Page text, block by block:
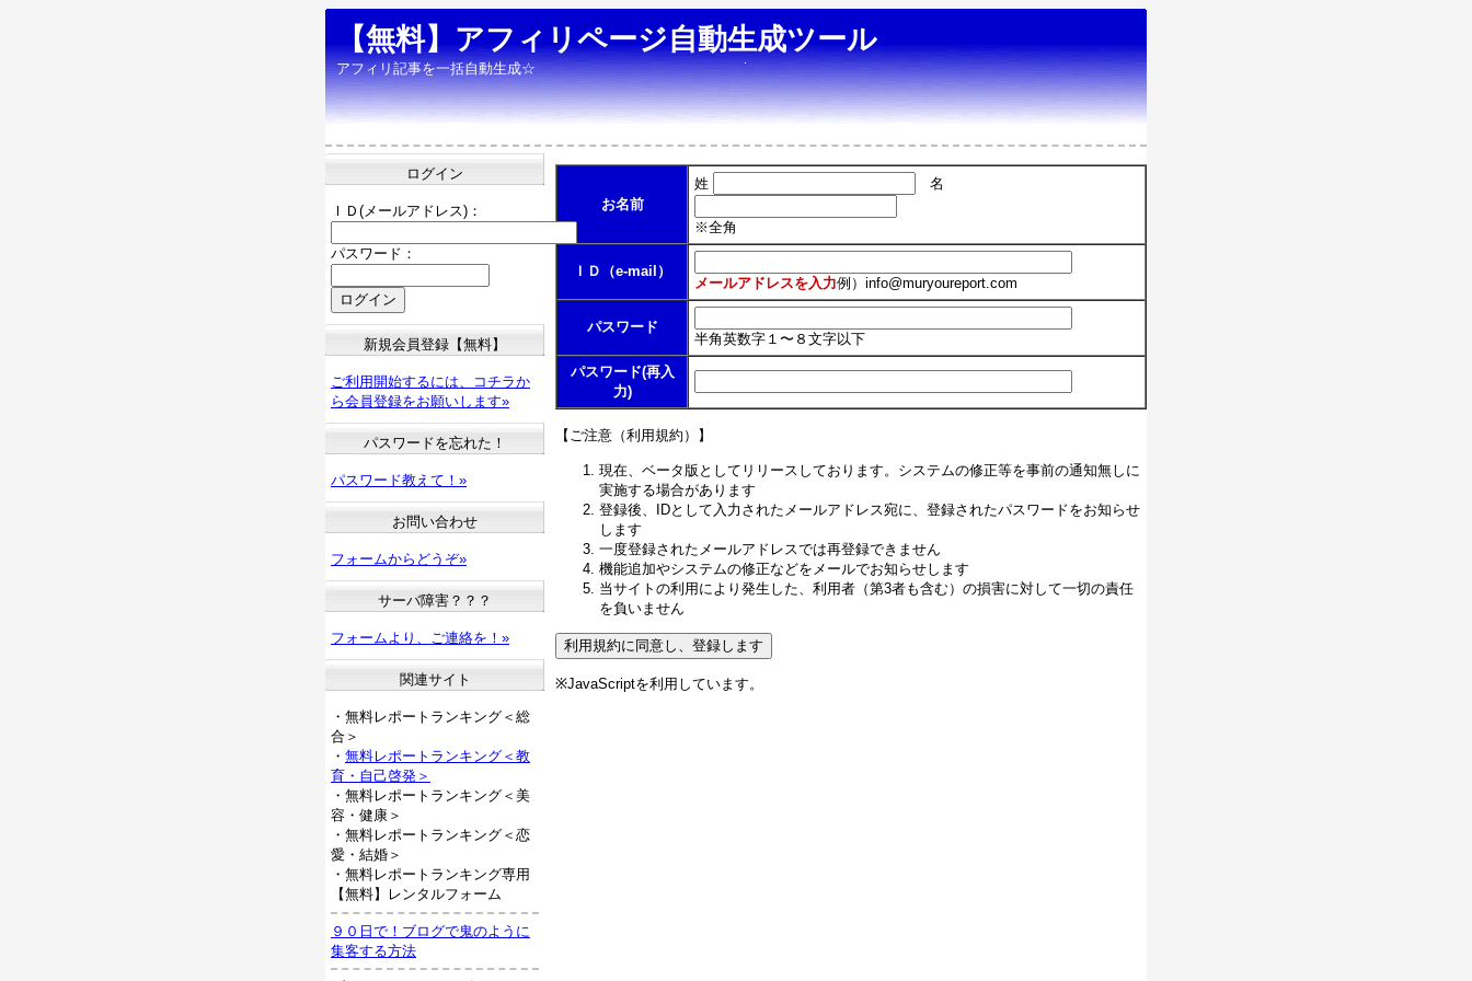
【無料】アフィリページ自動生成ツール
アフィリ記事を一括自動生成☆
お名前
姓 名
※全角
ＩＤ（e-mail）
メールアドレスを入力例） info@muryoureport.com
パスワード
半角英数字１〜８文字以下
パスワード(再入
力)
【ご注意（利用規約）】
現在、ベータ版としてリリースしております。システムの修正等を事前の通知無しに
実施する場合があります
登録後、IDとして入力されたメールアドレス宛に、登録されたパスワードをお知らせ
します
一度登録されたメールアドレスでは再登録できません
機能追加やシステムの修正などをメールでお知らせします
当サイトの利用により発生した、利用者（第3者も含む）の損害に対して一切の責任
を負いません
※JavaScriptを利用しています。
ログイン
ＩＤ(メールアドレス)：
パスワード：
新規会員登録【無料】
ご利用開始するには、コチラか
ら会員登録をお願いします»
パスワードを忘れた！
パスワード教えて！»
お問い合わせ
フォームからどうぞ»
サーバ障害？？？
フォームより、ご連絡を！»
関連サイト
・無料レポートランキング＜総
合＞
・ 無料レポートランキング＜教
育・自己啓発＞
・無料レポートランキング＜美
容・健康＞
・無料レポートランキング＜恋
愛・結婚＞
・無料レポートランキング専用
【無料】レンタルフォーム
９０日で！ブログで鬼のように
集客する方法